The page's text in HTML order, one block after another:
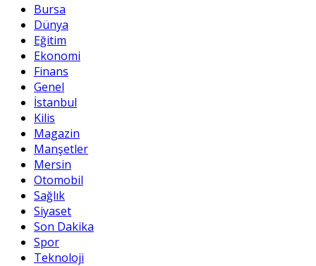
Bursa
Dünya
Eğitim
Ekonomi
Finans
Genel
İstanbul
Kilis
Magazin
Manşetler
Mersin
Otomobil
Sağlık
Siyaset
Son Dakika
Spor
Teknoloji